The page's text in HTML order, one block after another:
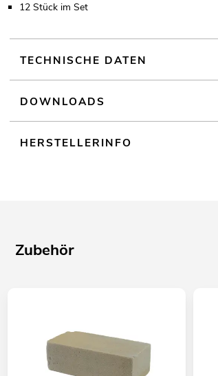
12 Stück im Set
TECHNISCHE DATEN
DOWNLOADS
HERSTELLERINFO
Zubehör